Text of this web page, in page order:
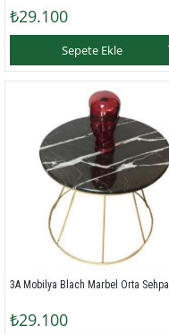
₺29.100
Sepete Ekle
3A Mobilya Blach Marbel Orta Sehpa
₺29.100